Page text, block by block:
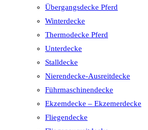
Übergangsdecke Pferd
Winterdecke
Thermodecke Pferd
Unterdecke
Stalldecke
Nierendecke-Ausreitdecke
Führmaschinendecke
Ekzemdecke – Ekzemerdecke
Fliegendecke